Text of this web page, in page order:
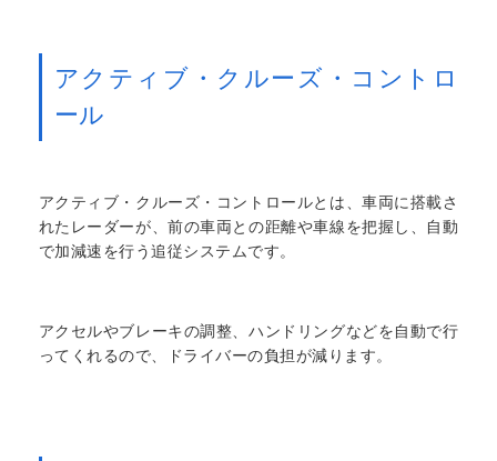
アクティブ・クルーズ・コントロ
ール
アクティブ・クルーズ・コントロールとは、車両に搭載さ
れたレーダーが、前の車両との距離や車線を把握し、自動
で加減速を行う追従システムです。
アクセルやブレーキの調整、ハンドリングなどを自動で行
ってくれるので、ドライバーの負担が減ります。